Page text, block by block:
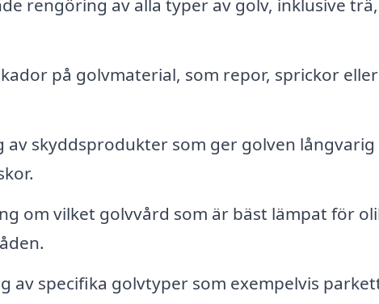
rengöring av alla typer av golv, inklusive trä,
på golvmaterial, som repor, sprickor eller
av skyddsprodukter som ger golven långvarig
om vilket golvvård som är bäst lämpat för
av specifika golvtyper som exempelvis